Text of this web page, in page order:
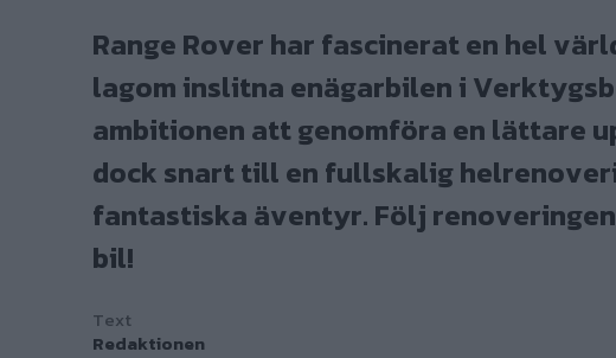
Range Rover har fascinerat en hel
lagom inslitna enägarbilen i
ambitionen att genomföra en lättare
dock snart till en fullskalig
fantastiska äventyr. Följ
bil!
Text
Redaktionen